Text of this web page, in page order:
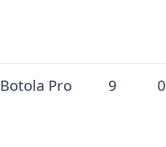
Botola Pro 9 0